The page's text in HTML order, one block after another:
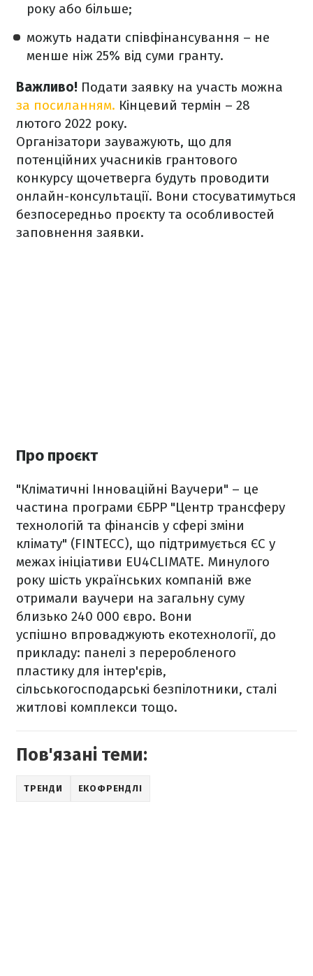
року або більше;
можуть надати співфінансування – не
менше ніж 25% від суми гранту.
Важливо! Подати заявку на участь можна
за посиланням. Кінцевий термін – 28
лютого 2022 року.
Організатори зауважують, що для
потенційних учасників грантового
конкурсу щочетверга будуть проводити
онлайн-консультації. Вони стосуватимуться
безпосередньо проєкту та особливостей
заповнення заявки.
Про проєкт
"Кліматичні Інноваційні Ваучери" – це
частина програми ЄБРР "Центр трансферу
технологій та фінансів у сфері зміни
клімату" (FINTECC), що підтримується ЄС у
межах ініціативи EU4CLIMATE. Минулого
року шість українських компаній вже
отримали ваучери на загальну суму
близько 240 000 євро. Вони
успішно впроваджують екотехнології, до
прикладу: панелі з переробленого
пластику для інтер'єрів,
сільськогосподарські безпілотники, сталі
житлові комплекси тощо.
Пов'язані теми:
ТРЕНДИ ЕКОФРЕНДЛІ